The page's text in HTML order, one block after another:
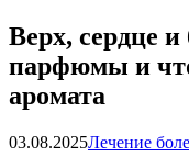
Верх, сердце
парфюмы и
аромата
03.08.2025Лечение